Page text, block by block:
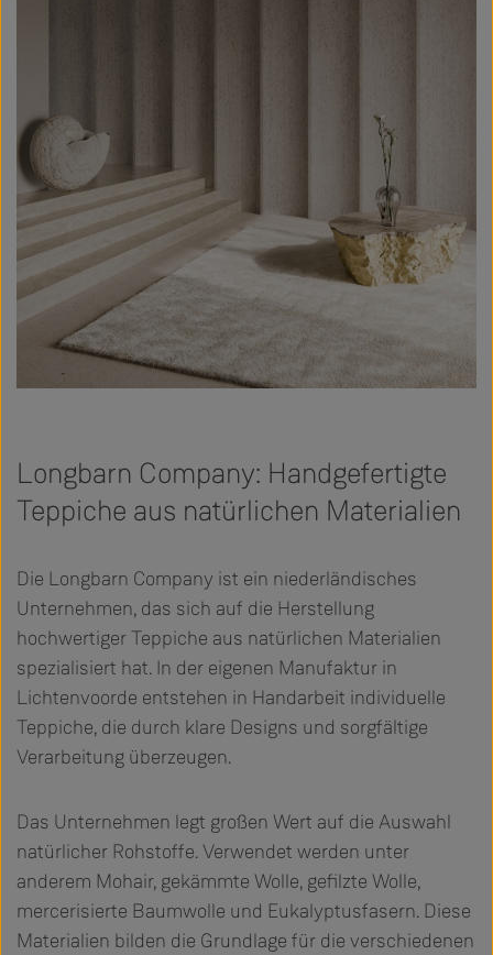
Longbarn Company: Handgefertigte
Teppiche aus natürlichen Materialien
Die Longbarn Company ist ein niederländisches
Unternehmen, das sich auf die Herstellung
hochwertiger Teppiche aus natürlichen Materialien
spezialisiert hat. In der eigenen Manufaktur in
Lichtenvoorde entstehen in Handarbeit individuelle
Teppiche, die durch klare Designs und sorgfältige
Verarbeitung überzeugen.
Das Unternehmen legt großen Wert auf die Auswahl
natürlicher Rohstoffe. Verwendet werden unter
anderem Mohair, gekämmte Wolle, gefilzte Wolle,
mercerisierte Baumwolle und Eukalyptusfasern. Diese
Materialien bilden die Grundlage für die verschiedenen